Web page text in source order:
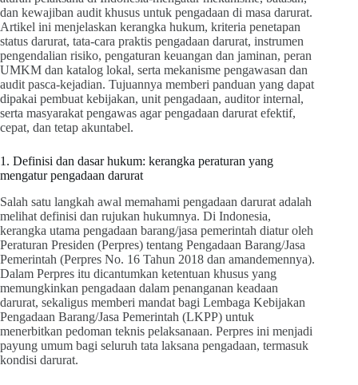
dan kewajiban audit khusus untuk pengadaan di masa darurat.
Artikel ini menjelaskan kerangka hukum, kriteria penetapan
status darurat, tata-cara praktis pengadaan darurat, instrumen
pengendalian risiko, pengaturan keuangan dan jaminan, peran
UMKM dan katalog lokal, serta mekanisme pengawasan dan
audit pasca-kejadian. Tujuannya memberi panduan yang dapat
dipakai pembuat kebijakan, unit pengadaan, auditor internal,
serta masyarakat pengawas agar pengadaan darurat efektif,
cepat, dan tetap akuntabel.
1. Definisi dan dasar hukum: kerangka peraturan yang
mengatur pengadaan darurat
Salah satu langkah awal memahami pengadaan darurat adalah
melihat definisi dan rujukan hukumnya. Di Indonesia,
kerangka utama pengadaan barang/jasa pemerintah diatur oleh
Peraturan Presiden (Perpres) tentang Pengadaan Barang/Jasa
Pemerintah (Perpres No. 16 Tahun 2018 dan amandemennya).
Dalam Perpres itu dicantumkan ketentuan khusus yang
memungkinkan pengadaan dalam penanganan keadaan
darurat, sekaligus memberi mandat bagi Lembaga Kebijakan
Pengadaan Barang/Jasa Pemerintah (LKPP) untuk
menerbitkan pedoman teknis pelaksanaan. Perpres ini menjadi
payung umum bagi seluruh tata laksana pengadaan, termasuk
kondisi darurat.